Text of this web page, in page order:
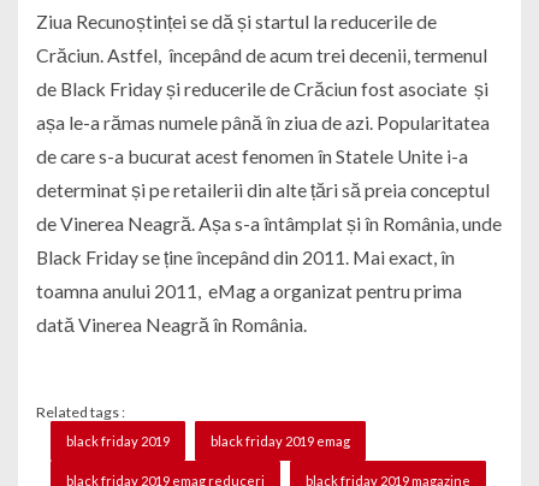
Ziua Recunoștinței se dă și startul la reducerile de
Crăciun. Astfel, începând de acum trei decenii, termenul
de Black Friday și reducerile de Crăciun fost asociate și
așa le-a rămas numele până în ziua de azi. Popularitatea
de care s-a bucurat acest fenomen în Statele Unite i-a
determinat și pe retailerii din alte țări să preia conceptul
de Vinerea Neagră. Așa s-a întâmplat și în România, unde
Black Friday se ține începând din 2011. Mai exact, în
toamna anului 2011, eMag a organizat pentru prima
dată Vinerea Neagră în România.
Related tags :
black friday 2019 black friday 2019 emag
black friday 2019 emag reduceri black friday 2019 magazine